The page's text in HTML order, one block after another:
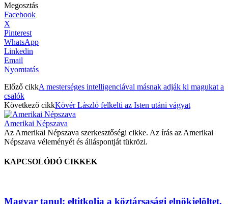
Megosztás
Facebook
X
Pinterest
WhatsApp
Linkedin
Email
Nyomtatás
Előző cikkA mesterséges intelligenciával másnak adják ki magukat a
csalók
Következő cikkKövér László felkelti az Isten utáni vágyat
Amerikai Népszava
Az Amerikai Népszava szerkesztőségi cikke. Az írás az Amerikai
Népszava véleményét és álláspontját tükrözi.
KAPCSOLÓDÓ CIKKEK
Magyar tanul: eltitkolja a köztársasági elnökjelöltet,